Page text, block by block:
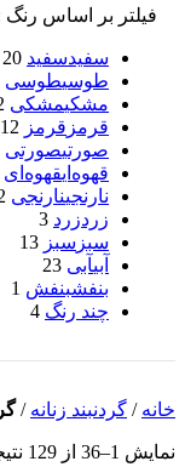
فیلتر بر اساس رنگ
سفیدسفید 20
طوسیطوسی
مشکیمشکی
قرمز قرمز 12
صورتیصورتی
قهوه‌ایقهوه‌ای
نارنجینارنجی
زردزرد 3
سبز سبز 13
آبیآبی 23
بنفشبنفش 1
چند رنگ 4
خانه / گردنبند زنانه /
نمایش 1–36 از 129 نتیجه